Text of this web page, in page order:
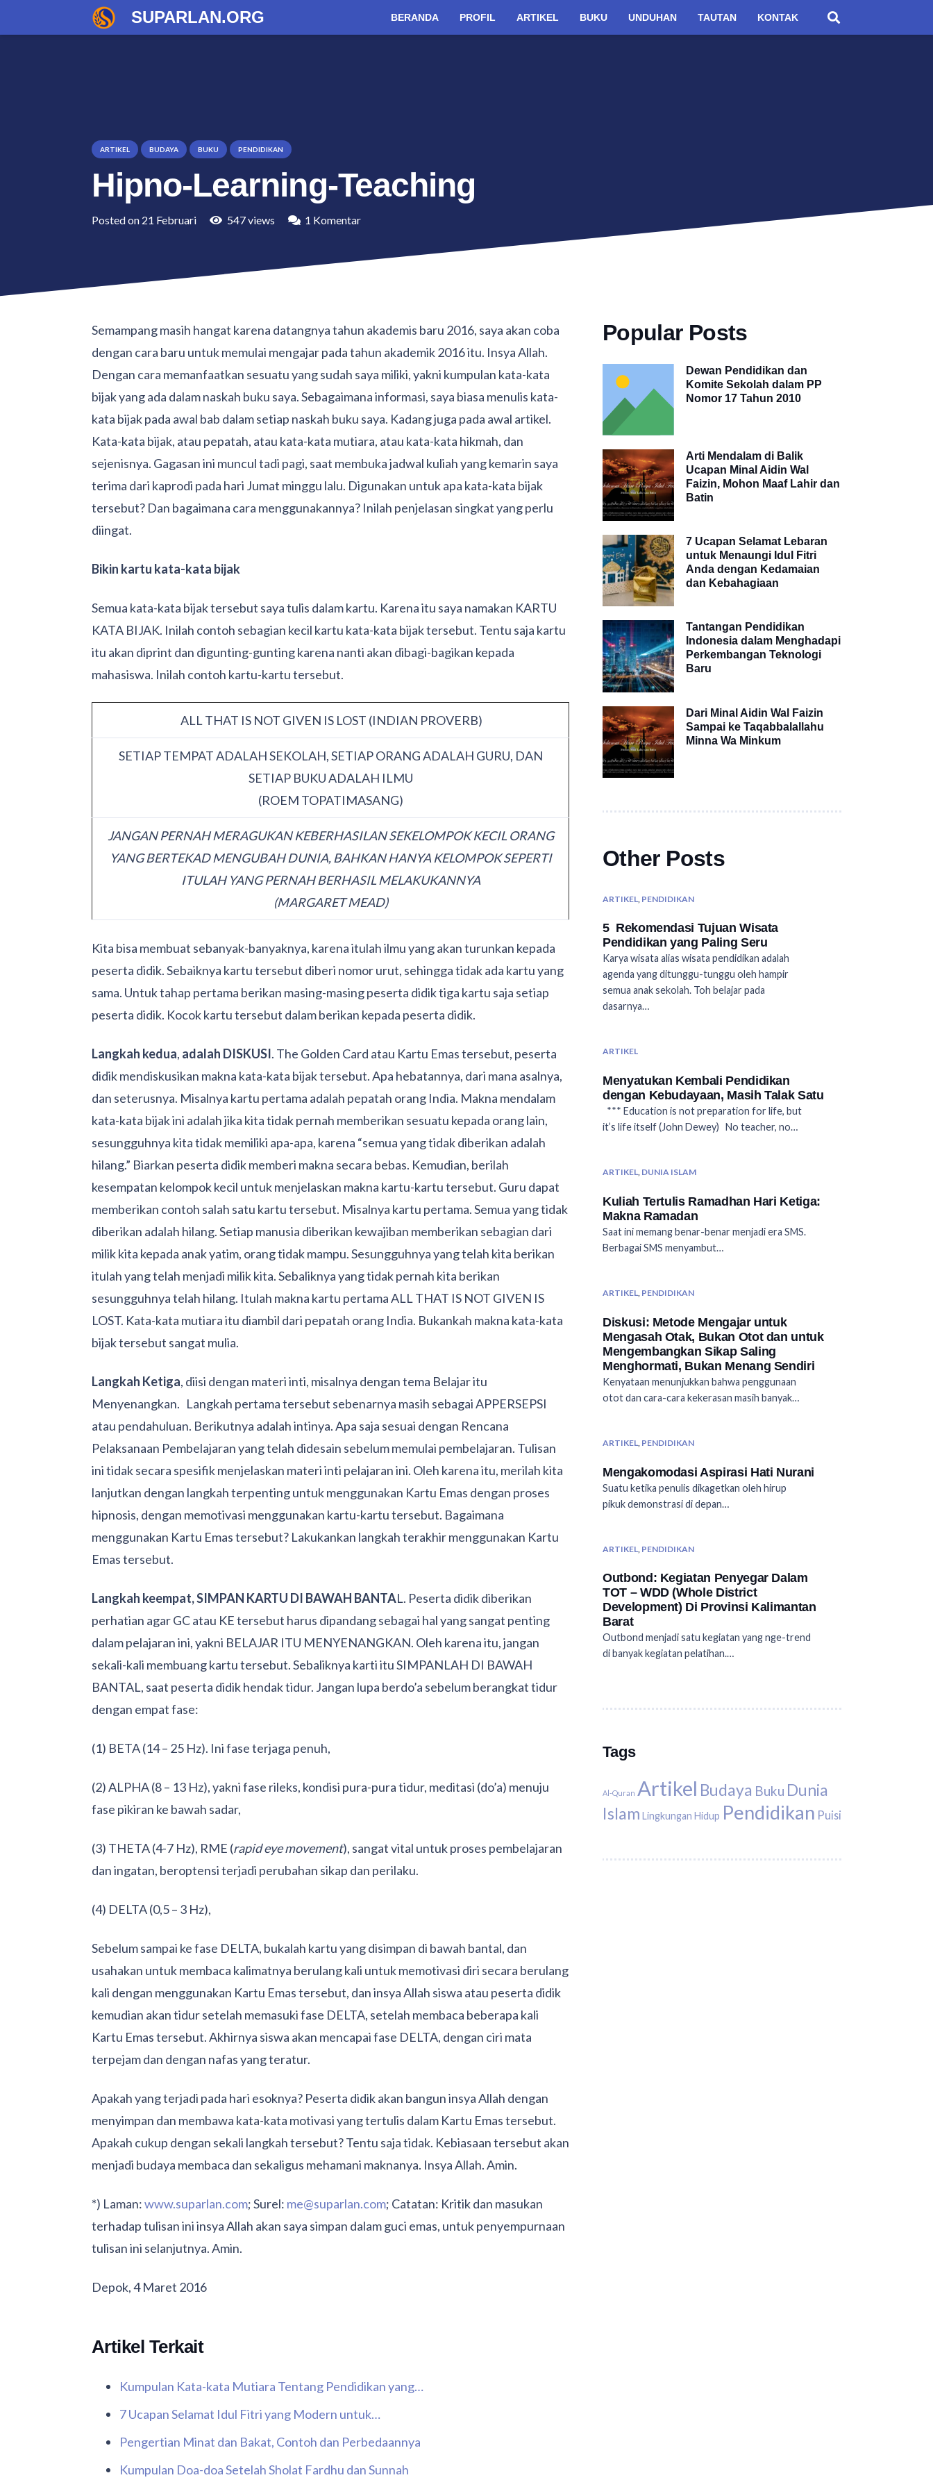
SUPARLAN.ORG BERANDA PROFIL ARTIKEL BUKU UNDUHAN TAUTAN KONTAK
ARTIKEL BUDAYA BUKU PENDIDIKAN
Hipno-Learning-Teaching
Posted on 21 Februari 547views 1 Komentar
Semampang masih hangat karena datangnya tahun akademis baru 2016, saya akan coba
dengan cara baru untuk memulai mengajar pada tahun akademik 2016 itu. Insya Allah.
Dengan cara memanfaatkan sesuatu yang sudah saya miliki, yakni kumpulan kata-kata
bijak yang ada dalam naskah buku saya. Sebagaimana informasi, saya biasa menulis kata-
kata bijak pada awal bab dalam setiap naskah buku saya. Kadang juga pada awal artikel.
Kata-kata bijak, atau pepatah, atau kata-kata mutiara, atau kata-kata hikmah, dan
sejenisnya. Gagasan ini muncul tadi pagi, saat membuka jadwal kuliah yang kemarin saya
terima dari kaprodi pada hari Jumat minggu lalu. Digunakan untuk apa kata-kata bijak
tersebut? Dan bagaimana cara menggunakannya? Inilah penjelasan singkat yang perlu
diingat.
Bikin kartu kata-kata bijak
Semua kata-kata bijak tersebut saya tulis dalam kartu. Karena itu saya namakan KARTU
KATA BIJAK. Inilah contoh sebagian kecil kartu kata-kata bijak tersebut. Tentu saja kartu
itu akan diprint dan digunting-gunting karena nanti akan dibagi-bagikan kepada
mahasiswa. Inilah contoh kartu-kartu tersebut.
ALL THAT IS NOT GIVEN IS LOST (INDIAN PROVERB)
SETIAP TEMPAT ADALAH SEKOLAH, SETIAP ORANG ADALAH GURU, DAN
SETIAP BUKU ADALAH ILMU
(ROEM TOPATIMASANG)
JANGAN PERNAH MERAGUKAN KEBERHASILAN SEKELOMPOK KECIL ORANG
YANG BERTEKAD MENGUBAH DUNIA, BAHKAN HANYA KELOMPOK SEPERTI
ITULAH YANG PERNAH BERHASIL MELAKUKANNYA
(MARGARET MEAD)
Kita bisa membuat sebanyak-banyaknya, karena itulah ilmu yang akan turunkan kepada
peserta didik. Sebaiknya kartu tersebut diberi nomor urut, sehingga tidak ada kartu yang
sama. Untuk tahap pertama berikan masing-masing peserta didik tiga kartu saja setiap
peserta didik. Kocok kartu tersebut dalam berikan kepada peserta didik.
Langkah kedua, adalah DISKUSI. The Golden Card atau Kartu Emas tersebut, peserta
didik mendiskusikan makna kata-kata bijak tersebut. Apa hebatannya, dari mana asalnya,
dan seterusnya. Misalnya kartu pertama adalah pepatah orang India. Makna mendalam
kata-kata bijak ini adalah jika kita tidak pernah memberikan sesuatu kepada orang lain,
sesungguhnya kita tidak memiliki apa-apa, karena “semua yang tidak diberikan adalah
hilang.” Biarkan peserta didik memberi makna secara bebas. Kemudian, berilah
kesempatan kelompok kecil untuk menjelaskan makna kartu-kartu tersebut. Guru dapat
memberikan contoh salah satu kartu tersebut. Misalnya kartu pertama. Semua yang tidak
diberikan adalah hilang. Setiap manusia diberikan kewajiban memberikan sebagian dari
milik kita kepada anak yatim, orang tidak mampu. Sesungguhnya yang telah kita berikan
itulah yang telah menjadi milik kita. Sebaliknya yang tidak pernah kita berikan
sesungguhnya telah hilang. Itulah makna kartu pertama ALL THAT IS NOT GIVEN IS
LOST. Kata-kata mutiara itu diambil dari pepatah orang India. Bukankah makna kata-kata
bijak tersebut sangat mulia.
Langkah Ketiga, diisi dengan materi inti, misalnya dengan tema Belajar itu
Menyenangkan. Langkah pertama tersebut sebenarnya masih sebagai APPERSEPSI
atau pendahuluan. Berikutnya adalah intinya. Apa saja sesuai dengan Rencana
Pelaksanaan Pembelajaran yang telah didesain sebelum memulai pembelajaran. Tulisan
ini tidak secara spesifik menjelaskan materi inti pelajaran ini. Oleh karena itu, merilah kita
lanjutkan dengan langkah terpenting untuk menggunakan Kartu Emas dengan proses
hipnosis, dengan memotivasi menggunakan kartu-kartu tersebut. Bagaimana
menggunakan Kartu Emas tersebut? Lakukankan langkah terakhir menggunakan Kartu
Emas tersebut.
Langkah keempat, SIMPAN KARTU DI BAWAH BANTAL. Peserta didik diberikan
perhatian agar GC atau KE tersebut harus dipandang sebagai hal yang sangat penting
dalam pelajaran ini, yakni BELAJAR ITU MENYENANGKAN. Oleh karena itu, jangan
sekali-kali membuang kartu tersebut. Sebaliknya karti itu SIMPANLAH DI BAWAH
BANTAL, saat peserta didik hendak tidur. Jangan lupa berdo’a sebelum berangkat tidur
dengan empat fase:
(1) BETA (14 – 25 Hz). Ini fase terjaga penuh,
(2) ALPHA (8 – 13 Hz), yakni fase rileks, kondisi pura-pura tidur, meditasi (do’a) menuju
fase pikiran ke bawah sadar,
(3) THETA (4-7 Hz), RME (rapid eye movement), sangat vital untuk proses pembelajaran
dan ingatan, beroptensi terjadi perubahan sikap dan perilaku.
(4) DELTA (0,5 – 3 Hz),
Sebelum sampai ke fase DELTA, bukalah kartu yang disimpan di bawah bantal, dan
usahakan untuk membaca kalimatnya berulang kali untuk memotivasi diri secara berulang
kali dengan menggunakan Kartu Emas tersebut, dan insya Allah siswa atau peserta didik
kemudian akan tidur setelah memasuki fase DELTA, setelah membaca beberapa kali
Kartu Emas tersebut. Akhirnya siswa akan mencapai fase DELTA, dengan ciri mata
terpejam dan dengan nafas yang teratur.
Apakah yang terjadi pada hari esoknya? Peserta didik akan bangun insya Allah dengan
menyimpan dan membawa kata-kata motivasi yang tertulis dalam Kartu Emas tersebut.
Apakah cukup dengan sekali langkah tersebut? Tentu saja tidak. Kebiasaan tersebut akan
menjadi budaya membaca dan sekaligus mehamani maknanya. Insya Allah. Amin.
*) Laman:www.suparlan.com; Surel: me@suparlan.com; Catatan: Kritik dan masukan
terhadap tulisan ini insya Allah akan saya simpan dalam guci emas, untuk penyempurnaan
tulisan ini selanjutnya. Amin.
Depok, 4 Maret 2016
Artikel Terkait
Kumpulan Kata-kata Mutiara Tentang Pendidikan yang…
7 Ucapan Selamat Idul Fitri yang Modern untuk…
Pengertian Minat dan Bakat, Contoh dan Perbedaannya
Kumpulan Doa-doa Setelah Sholat Fardhu dan Sunnah
Popular Posts
Dewan Pendidikan dan
Komite Sekolah dalam PP
Nomor 17 Tahun 2010
Arti Mendalam di Balik
Ucapan Minal Aidin Wal
Faizin, Mohon Maaf Lahir dan
Batin
7 Ucapan Selamat Lebaran
untuk Menaungi Idul Fitri
Anda dengan Kedamaian
dan Kebahagiaan
Tantangan Pendidikan
Indonesia dalam Menghadapi
Perkembangan Teknologi
Baru
Dari Minal Aidin Wal Faizin
Sampai ke Taqabbalallahu
Minna Wa Minkum
Other Posts
ARTIKEL PENDIDIKAN
5 Rekomendasi Tujuan Wisata
Pendidikan yang Paling Seru
Karya wisata alias wisata pendidikan adalah
agenda yang ditunggu-tunggu oleh hampir
semua anak sekolah. Toh belajar pada
dasarnya…
ARTIKEL
Menyatukan Kembali Pendidikan
dengan Kebudayaan, Masih Talak Satu
*** Education is not preparation for life, but
it’s life itself (John Dewey) No teacher, no…
ARTIKEL, DUNIA ISLAM
Kuliah Tertulis Ramadhan Hari Ketiga:
Makna Ramadan
Saat ini memang benar-benar menjadi era SMS.
Berbagai SMS menyambut…
ARTIKEL, PENDIDIKAN
Diskusi: Metode Mengajar untuk
Mengasah Otak, Bukan Otot dan untuk
Mengembangkan Sikap Saling
Menghormati, Bukan Menang Sendiri
Kenyataan menunjukkan bahwa penggunaan
otot dan cara-cara kekerasan masih banyak…
ARTIKEL PENDIDIKAN
Mengakomodasi Aspirasi Hati Nurani
Suatu ketika penulis dikagetkan oleh hirup
pikuk demonstrasi di depan…
ARTIKEL PENDIDIKAN
Outbond: Kegiatan Penyegar Dalam
TOT – WDD (Whole District
Development) Di Provinsi Kalimantan
Barat
Outbond menjadi satu kegiatan yang nge-trend
di banyak kegiatan pelatihan.…
Tags
Al-Quran Artikel Budaya Buku Dunia
Islam Lingkungan Hidup Pendidikan Puisi